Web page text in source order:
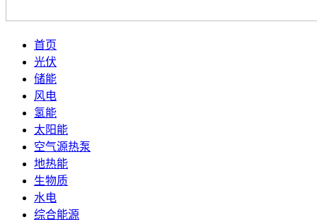
首页
光伏
储能
风电
氢能
太阳能
空气源热泵
地热能
生物质
水电
综合能源